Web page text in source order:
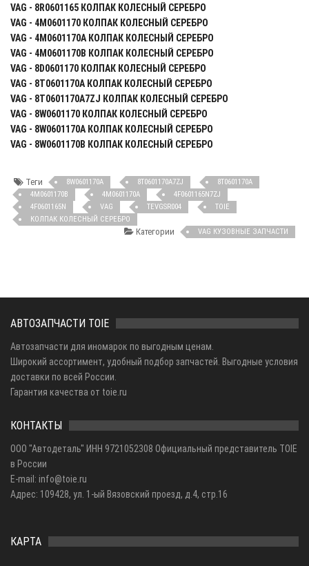
VAG - 8R0601165 КОЛПАК КОЛЕСНЫЙ СЕРЕБРО
VAG - 4M0601170 КОЛПАК КОЛЕСНЫЙ СЕРЕБРО
VAG - 4M0601170A КОЛПАК КОЛЕСНЫЙ СЕРЕБРО
VAG - 4M0601170B КОЛПАК КОЛЕСНЫЙ СЕРЕБРО
VAG - 8D0601170 КОЛПАК КОЛЕСНЫЙ СЕРЕБРО
VAG - 8T0601170A КОЛПАК КОЛЕСНЫЙ СЕРЕБРО
VAG - 8T0601170A7ZJ КОЛПАК КОЛЕСНЫЙ СЕРЕБРО
VAG - 8W0601170 КОЛПАК КОЛЕСНЫЙ СЕРЕБРО
VAG - 8W0601170A КОЛПАК КОЛЕСНЫЙ СЕРЕБРО
VAG - 8W0601170B КОЛПАК КОЛЕСНЫЙ СЕРЕБРО
Теги 8W0601170A 8T0601170A7ZJ
8T0601170A
4M0601170B
4M0601170A
4F0601165N7ZJ
4F0601165N
VAG TEVGSR004
TOIE
КОЛПАК КОЛЕСНЫЙ СЕРЕБРО
Категории VAG КУЗОВНЫЕ ЗАПЧАСТИ
АВТОЗАПЧАСТИ TOIE
Автозапчасти для иномарок по выгодным ценам.
Широкий ассортимент, удобный подбор запчастей. Выгодные условия
доставки по всей России.
Гарантия качества от toie.ru
КОНТАКТЫ
ООО "Автодеталь" ИНН 9721052308 Официальный представитель TOIE
в России
E-mail: info@toie.ru
Адрес: 109428, ул. 1-ый Вязовский проезд, д.4, стр.16
КАРТА